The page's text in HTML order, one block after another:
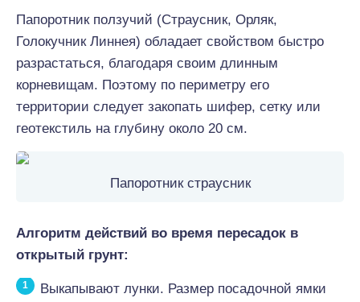
Папоротник ползучий (Страусник, Орляк,
Голокучник Линнея) обладает свойством быстро
разрастаться, благодаря своим длинным
корневищам. Поэтому по периметру его
территории следует закопать шифер, сетку или
геотекстиль на глубину около 20 см.
Папоротник страусник
Алгоритм действий во время пересадок в
открытый грунт:
Выкапывают лунки. Размер посадочной ямки